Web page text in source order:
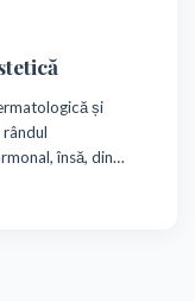
și
însă, din